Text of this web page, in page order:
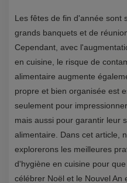
Les fêtes de fin d'année sont
grands banquets et de
Cependant, avec
en cuisine, le risque de
alimentaire augmente
propre et bien organisée est
seulement pour
mais aussi pour garantir leur
alimentaire. Dans cet article,
explorerons les meilleures
d'hygiène en cuisine pour
célébrer Noël et le Nouvel An